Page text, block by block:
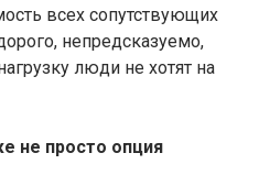
всех сопутствующих
непредсказуемо,
люди не хотят на
не просто опция